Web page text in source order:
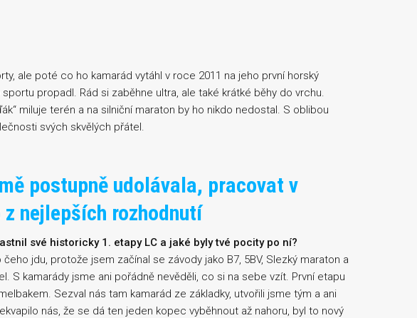
ale poté co ho kamarád vytáhl v roce 2011 na jeho první horský
propadl. Rád si zaběhne ultra, ale také krátké běhy do vrchu.
miluje terén a na silniční maraton by ho nikdo nedostal. S oblibou
svých skvělých přátel.
postupně udolávala, pracovat v
nejlepších rozhodnutí
své historicky 1. etapy LC a jaké byly tvé pocity po ní?
jdu, protože jsem začínal se závody jako B7, 5BV, Slezký maraton a
S kamarády jsme ani pořádně nevěděli, co si na sebe vzít. První etapu
Sezval nás tam kamarád ze základky, utvořili jsme tým a ani
nás, že se dá ten jeden kopec vyběhnout až nahoru, byl to nový